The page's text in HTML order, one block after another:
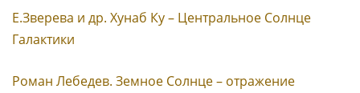
Е.Зверева и др. Хунаб Ку – Центральное Солнце
Галактики
Роман Лебедев. Земное Солнце – отражение